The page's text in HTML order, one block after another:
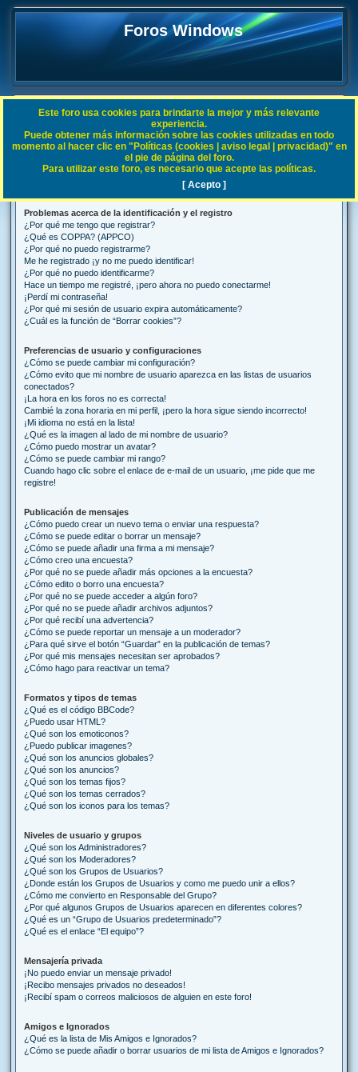
Foros Windows
FAQ
Índice general Preguntas Frecuentes
B
Preguntas Frecuentes
Problemas acerca de la identificación y el registro
¿Por qué me tengo que registrar?
¿Qué es COPPA? (APPCO)
¿Por qué no puedo registrarme?
Me he registrado ¡y no me puedo identificar!
¿Por qué no puedo identificarme?
Hace un tiempo me registré, ¡pero ahora no puedo conectarme!
¡Perdí mi contraseña!
¿Por qué mi sesión de usuario expira automáticamente?
¿Cuál es la función de “Borrar cookies”?
Preferencias de usuario y configuraciones
¿Cómo se puede cambiar mi configuración?
¿Cómo evito que mi nombre de usuario aparezca en las listas de usuarios
conectados?
¡La hora en los foros no es correcta!
Cambié la zona horaria en mi perfil, ¡pero la hora sigue siendo incorrecto!
¡Mi idioma no está en la lista!
¿Qué es la imagen al lado de mi nombre de usuario?
¿Cómo puedo mostrar un avatar?
¿Cómo se puede cambiar mi rango?
Cuando hago clic sobre el enlace de e-mail de un usuario, ¡me pide que me
registre!
Publicación de mensajes
¿Cómo puedo crear un nuevo tema o enviar una respuesta?
¿Cómo se puede editar o borrar un mensaje?
¿Cómo se puede añadir una firma a mi mensaje?
¿Cómo creo una encuesta?
¿Por qué no se puede añadir más opciones a la encuesta?
¿Cómo edito o borro una encuesta?
¿Por qué no se puede acceder a algún foro?
¿Por qué no se puede añadir archivos adjuntos?
¿Por qué recibí una advertencia?
¿Cómo se puede reportar un mensaje a un moderador?
¿Para qué sirve el botón “Guardar” en la publicación de temas?
¿Por qué mis mensajes necesitan ser aprobados?
¿Cómo hago para reactivar un tema?
Formatos y tipos de temas
¿Qué es el código BBCode?
¿Puedo usar HTML?
¿Qué son los emoticonos?
¿Puedo publicar imagenes?
¿Qué son los anuncios globales?
¿Qué son los anuncios?
¿Qué son los temas fijos?
¿Qué son los temas cerrados?
¿Qué son los iconos para los temas?
Niveles de usuario y grupos
¿Qué son los Administradores?
¿Qué son los Moderadores?
¿Qué son los Grupos de Usuarios?
¿Donde están los Grupos de Usuarios y como me puedo unir a ellos?
¿Cómo me convierto en Responsable del Grupo?
¿Por qué algunos Grupos de Usuarios aparecen en diferentes colores?
¿Qué es un “Grupo de Usuarios predeterminado”?
¿Qué es el enlace “El equipo”?
Mensajería privada
¡No puedo enviar un mensaje privado!
¡Recibo mensajes privados no deseados!
¡Recibí spam o correos maliciosos de alguien en este foro!
Amigos e Ignorados
¿Qué es la lista de Mis Amigos e Ignorados?
¿Cómo se puede añadir o borrar usuarios de mi lista de Amigos e Ignorados?
Este foro usa cookies para brindarte la mejor y más relevante
experiencia.
Puede obtener más información sobre las cookies utilizadas en todo
momento al hacer clic en "Políticas (cookies | aviso legal | privacidad)" en
el pie de página del foro.
Para utilizar este foro, es necesario que acepte las políticas.
[ Acepto ]